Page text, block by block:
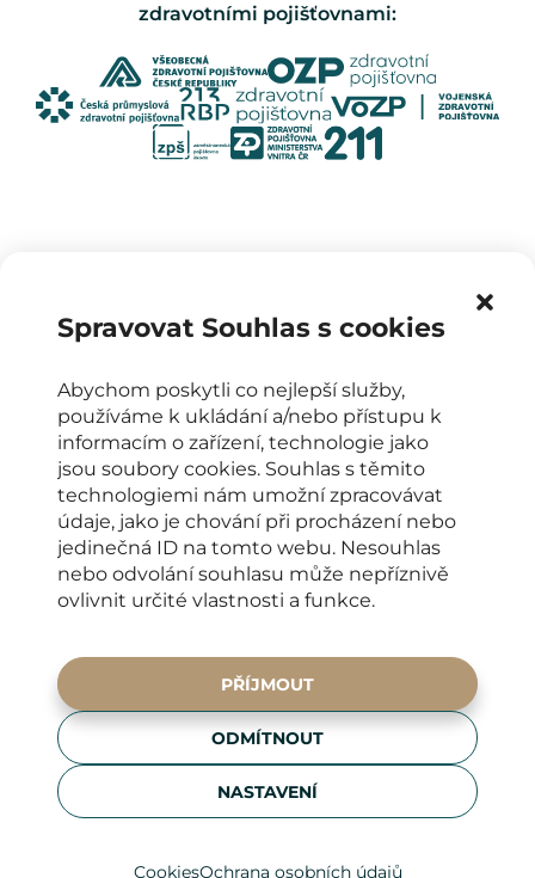
Spravovat Souhlas s cookies
Abychom poskytli co nejlepší služby,
používáme k ukládání a/nebo přístupu k
informacím o zařízení, technologie jako
jsou soubory cookies. Souhlas s těmito
technologiemi nám umožní zpracovávat
údaje, jako je chování při procházení nebo
jedinečná ID na tomto webu. Nesouhlas
nebo odvolání souhlasu může nepříznivě
ovlivnit určité vlastnosti a funkce.
PŘÍJMOUT
ODMÍTNOUT
NASTAVENÍ
CookiesOchrana osobních údajů
zdravotními pojišťovnami:
OTEVÍRACÍ DOBA
PO-PÁ: 8:00-16:00
KONTAKTY PRO PACIENTY
+420 222 266 206
info@elyseedental.cz
SOCIÁLNÍ SÍTĚ
ADRESA
Francouzská 75/4,
120 00 Praha 2
Zobrazit na mapě